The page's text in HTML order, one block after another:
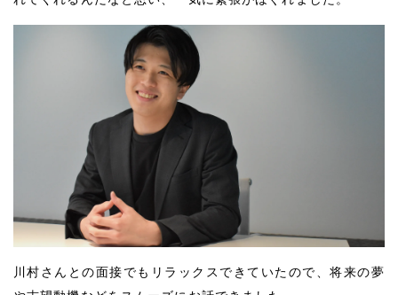
川村さんとの面接でもリラックスできていたので、将来の夢